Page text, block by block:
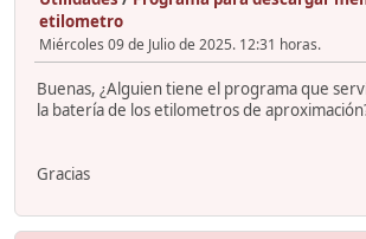
etilometro
Miércoles 09 de Julio de 2025. 12:31 horas.
Buenas, ¿Alguien tiene el programa que
la batería de los etilometros de
Gracias